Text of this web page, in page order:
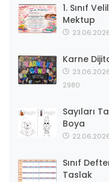
1. Sınıf
Mektup
Karne
2980
Sayıları
Boya
Sınıf
Taslak